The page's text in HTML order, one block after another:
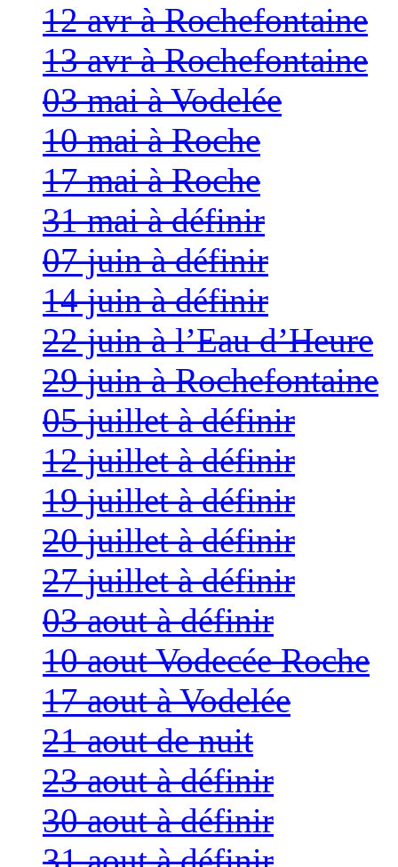
12 avr à Rochefontaine
13 avr à Rochefontaine
03 mai à Vodelée
10 mai à Roche
17 mai à Roche
31 mai à définir
07 juin à définir
14 juin à définir
22 juin à l’Eau d’Heure
29 juin à Rochefontaine
05 juillet à définir
12 juillet à définir
19 juillet à définir
20 juillet à définir
27 juillet à définir
03 aout à définir
10 aout Vodecée Roche
17 aout à Vodelée
21 aout de nuit
23 aout à définir
30 aout à définir